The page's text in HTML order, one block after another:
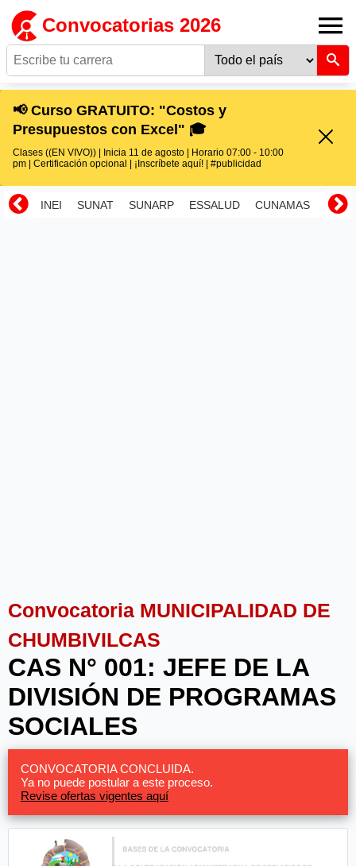
Convocatorias 2026
📢 Curso GRATUITO: "Costos y
Presupuestos con Excel" 🎓
Clases ((EN VIVO)) | Inicia 11 de agosto | Horario 07:00 - 10:00
pm | Certificación opcional | ¡Inscríbete aquí! | #publicidad
INEI SUNAT SUNARP ESSALUD CUNAMAS
Convocatoria MUNICIPALIDAD DE
CHUMBIVILCAS
CAS N° 001: JEFE DE LA
DIVISIÓN DE PROGRAMAS
SOCIALES
CONVOCATORIA CONCLUIDA.
Ya no puede postular a este proceso.
Revise ofertas vigentes aquí